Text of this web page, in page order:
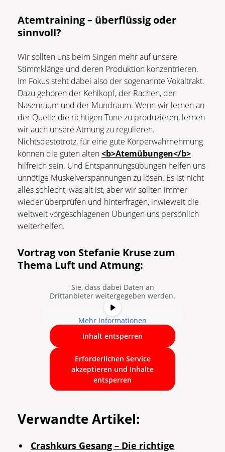
Atemtraining – überflüssig oder
sinnvoll?
Wir sollten uns beim Singen mehr auf unsere
Stimmklänge und deren Produktion konzentrieren.
Im Fokus steht dabei also der sogenannte Vokaltrakt.
Dazu gehören der Kehlkopf, der Rachen, der
Nasenraum und der Mundraum. Wenn wir lernen an
der Quelle die richtigen Töne zu produzieren, lernen
wir auch unsere Atmung zu regulieren.
Nichtsdestotrotz, für eine gute Körperwahrnehmung
können die guten alten<b>Atemübungen</b>
hilfreich sein. Und Entspannungsübungen helfen uns
unnötige Muskelverspannungen zu lösen. Es ist nicht
alles schlecht, was alt ist, aber wir sollten immer
wieder überprüfen und hinterfragen, inwieweit die
weltweit vorgeschlagenen Übungen uns persönlich
weiterhelfen.
Vortrag von Stefanie Kruse zum
Thema Luft und Atmung:
Platzhalterinhalt vonYouTube. Um
auf den eigentlichen Inhalt
zuzugreifen, klicken Sie auf die
Sie, dass dabei Daten an
Drittanbieter weitergegeben werden.
Mehr Informationen
Inhalt entsperren
Erforderlichen Service
akzeptieren und Inhalte
entsperren
Verwandte Artikel:
Crashkurs Gesang – Die richtige